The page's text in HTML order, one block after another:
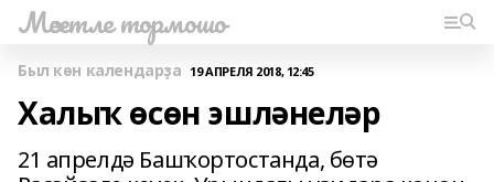
Мәсетле тормошо
Был көн календарҙа 19 АПРЕЛЯ 2018, 12:45
Халыҡ өсөн эшләнеләр
21 апрелдә Башҡортостанда, бөтә